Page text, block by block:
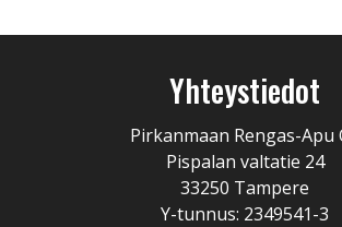
Yhteystiedot
Pirkanmaan Rengas-Apu
Pispalan valtatie 24
33250 Tampere
Y-tunnus: 2349541-3